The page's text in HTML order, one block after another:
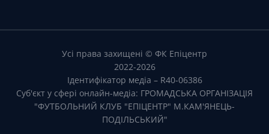
Усі права захищені © ФК Епіцентр
2022-2026
Iдентифікатор медіа – R40-06386
Суб'єкт у сфері онлайн-медіа: ГРОМАДСЬКА ОРГАНІЗАЦІЯ
"ФУТБОЛЬНИЙ КЛУБ "ЕПІЦЕНТР" М.КАМ'ЯНЕЦЬ-
ПОДІЛЬСЬКИЙ"